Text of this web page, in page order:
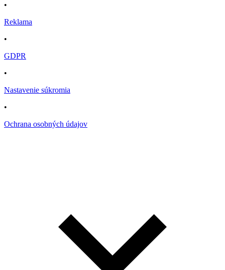
•
Reklama
•
GDPR
•
Nastavenie súkromia
•
Ochrana osobných údajov